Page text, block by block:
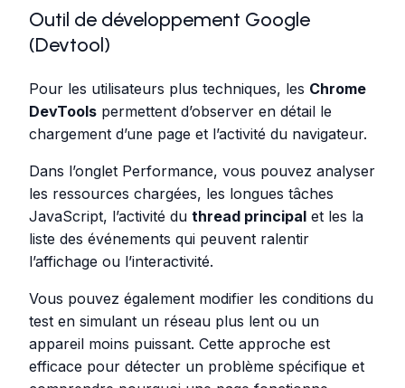
Outil de développement Google
(Devtool)
Pour les utilisateurs plus techniques, les Chrome
DevTools permettent d’observer en détail le
chargement d’une page et l’activité du navigateur.
Dans l’onglet Performance, vous pouvez analyser
les ressources chargées, les longues tâches
JavaScript, l’activité du thread principal et les la
liste des événements qui peuvent ralentir
l’affichage ou l’interactivité.
Vous pouvez également modifier les conditions du
test en simulant un réseau plus lent ou un
appareil moins puissant. Cette approche est
efficace pour détecter un problème spécifique et